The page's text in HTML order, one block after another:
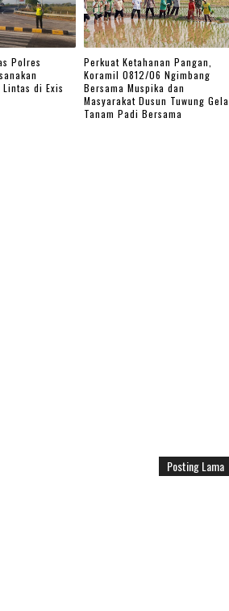
Polres
di Exis
Perkuat Ketahanan Pangan,
Koramil 0812/06 Ngimbang
Bersama Muspika dan
Masyarakat Dusun Tuwung
Tanam Padi Bersama
Posting Lama